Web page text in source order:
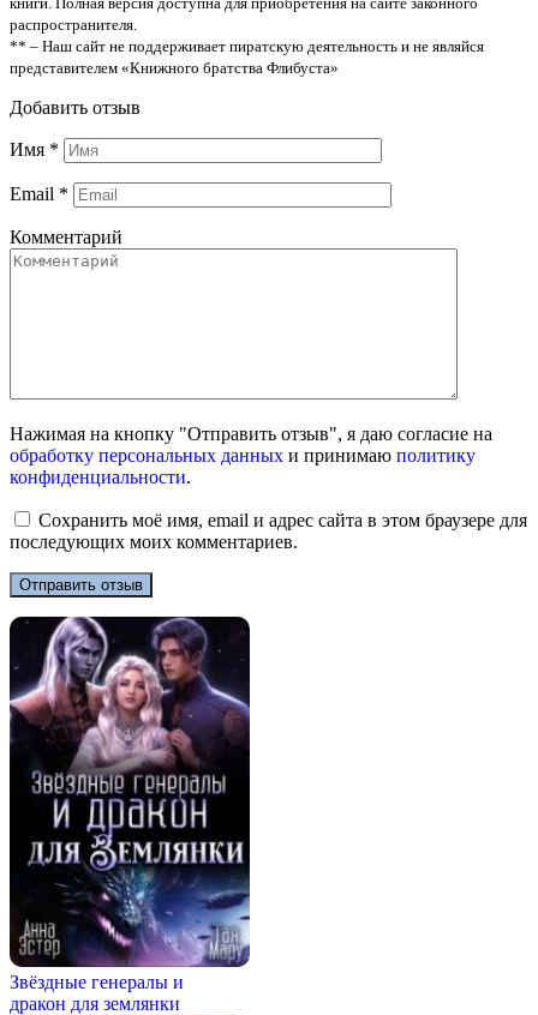
распространителя.
** – Наш сайт не поддерживает пиратскую деятельность и не являйся
представителем «Книжного братства Флибуста»
Добавить отзыв
Имя *
Email *
Комментарий
Нажимая на кнопку "Отправить отзыв", я даю согласие на
обработку персональных данных и принимаю политику
конфиденциальности.
Сохранить моё имя, email и адрес сайта в этом браузере для
последующих моих комментариев.
Звёздные генералы и
дракон для землянки